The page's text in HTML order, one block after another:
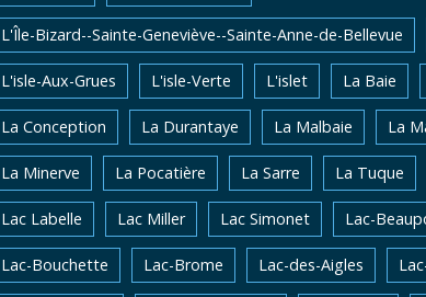
L'Île-Bizard--Sainte-Geneviève--Sainte-Anne-de-Bellevue
L'isle-Aux-Grues L'isle-Verte L'islet La Baie
La Conception La Durantaye La Malbaie La
La Minerve La Pocatière La Sarre La Tuque
Lac Labelle Lac Miller Lac Simonet Lac-
Lac-Bouchette Lac-Brome Lac-des-Aigles